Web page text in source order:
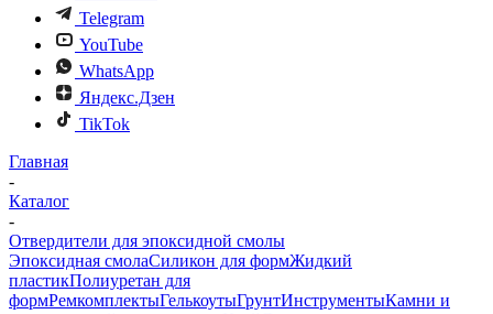
Telegram
YouTube
WhatsApp
Яндекс.Дзен
TikTok
Главная
-
Каталог
-
Отвердители для эпоксидной смолы
Эпоксидная смолаСиликон для формЖидкий
пластикПолиуретан для
формРемкомплектыГелькоутыГрунтИнструментыКамни и